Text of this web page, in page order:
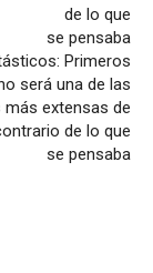
Primeros
será una de las
más extensas de
de lo que
se pensaba